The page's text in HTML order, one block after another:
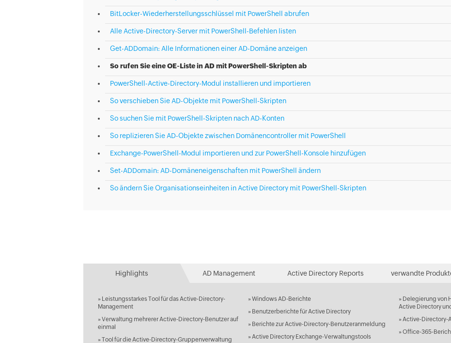
BitLocker-Wiederherstellungsschlüssel mit PowerShell abrufen
Alle Active-Directory-Server mit PowerShell-Befehlen listen
Get-ADDomain: Alle Informationen einer AD-Domäne anzeigen
So rufen Sie eine OE-Liste in AD mit PowerShell-Skripten ab
PowerShell-Active-Directory-Modul installieren und importieren
So verschieben Sie AD-Objekte mit PowerShell-Skripten
So suchen Sie mit PowerShell-Skripten nach AD-Konten
So replizieren Sie AD-Objekte zwischen Domänencontroller mit PowerShell
Exchange-PowerShell-Modul importieren und zur PowerShell-Konsole hinzufügen
Set-ADDomain: AD-Domäneneigenschaften mit PowerShell ändern
So ändern Sie Organisationseinheiten in Active Directory mit PowerShell-Skripten
Highlights AD Management Active Directory Reports verwandte
» Leistungsstarkes Tool für das Active-Directory-
Management
» Verwaltung mehrerer Active-Directory-Benutzer auf
einmal
» Tool für die Active-Directory-Gruppenverwaltung
»Windows AD-Berichte
» Benutzerberichte für Active Directory
» Berichte zur Active-Directory-Benutzeranmeldung
»Active Directory Exchange-Verwaltungstools
» Delegierung von
Active Directory
» Active-Directory-
» Office-365-